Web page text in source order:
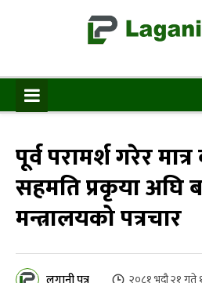
पूर्व परामर्श गरेर
सहमति प्रकृया अघि
मन्त्रालयको पत्रचार